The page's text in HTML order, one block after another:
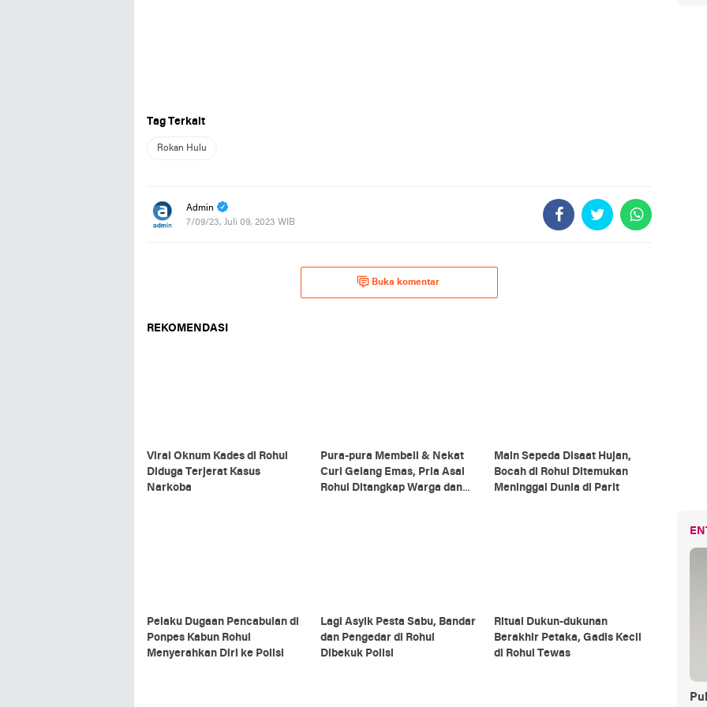
Tag Terkait
Rokan Hulu
Admin
7/09/23, Juli 09, 2023 WIB
Buka komentar
REKOMENDASI
Viral Oknum Kades di Rohul
Diduga Terjerat Kasus
Narkoba
Pura-pura Membeli & Nekat
Curi Gelang Emas, Pria Asal
Rohul Ditangkap Warga dan
Main Sepeda Disaat Hujan,
Bocah di Rohul Ditemukan
Meninggal Dunia di Parit
Pelaku Dugaan Pencabulan di
Ponpes Kabun Rohul
Menyerahkan Diri ke Polisi
Lagi Asyik Pesta Sabu, Bandar
dan Pengedar di Rohul
Dibekuk Polisi
Ritual Dukun-dukunan
Berakhir Petaka, Gadis Kecil
di Rohul Tewas